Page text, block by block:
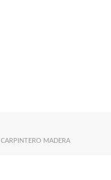
CARPINTERO MADERA